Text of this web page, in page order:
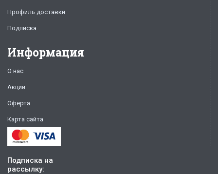
Профиль доставки
Подписка
Информация
О нас
Акции
Оферта
Карта сайта
Подписка на
рассылку: